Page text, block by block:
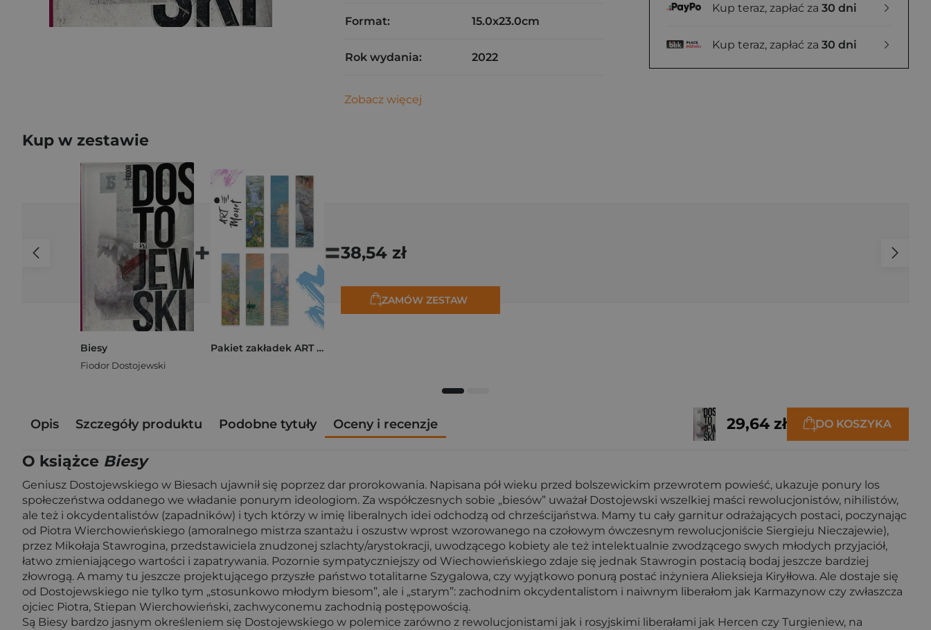
Kup teraz, zapłać za 30 dni
Kup teraz, zapłać za 30 dni
Format: 15.0x23.0cm
Rok wydania: 2022
Zobacz więcej
Kup w zestawie
Biesy
Fiodor Dostojewski
+
Pakiet zakładek ART Monet
=38,54 zł
ZAMÓW ZESTAW
Opis Szczegóły produktu Podobne tytuły Oceny i recenzje 29,64 zł DO KOSZYKA
O książce Biesy
Geniusz Dostojewskiego w Biesach ujawnił się poprzez dar prorokowania. Napisana pół wieku przed bolszewickim przewrotem powieść, ukazuje ponury los
społeczeństwa oddanego we władanie ponurym ideologiom. Za współczesnych sobie „biesów” uważał Dostojewski wszelkiej maści rewolucjonistów, nihilistów,
ale też i okcydentalistów (zapadników) i tych którzy w imię liberalnych idei odchodzą od chrześcijaństwa. Mamy tu cały garnitur odrażających postaci, poczynając
od Piotra Wierchowieńskiego (amoralnego mistrza szantażu i oszustw wprost wzorowanego na czołowym ówczesnym rewolucjoniście Siergieju Nieczajewie),
przez Mikołaja Stawrogina, przedstawiciela znudzonej szlachty/arystokracji, uwodzącego kobiety ale też intelektualnie zwodzącego swych młodych przyjaciół,
łatwo zmieniającego wartości i zapatrywania. Pozornie sympatyczniejszy od Wiechowieńskiego zdaje się jednak Stawrogin postacią bodaj jeszcze bardziej
złowrogą. A mamy tu jeszcze projektującego przyszłe państwo totalitarne Szygalowa, czy wyjątkowo ponurą postać inżyniera Alieksieja Kiryłłowa. Ale dostaje się
od Dostojewskiego nie tylko tym „stosunkowo młodym biesom”, ale i „starym”: zachodnim okcydentalistom i naiwnym liberałom jak Karmazynow czy zwłaszcza
ojciec Piotra, Stiepan Wierchowieński, zachwyconemu zachodnią postępowością.
Są Biesy bardzo jasnym określeniem się Dostojewskiego w polemice zarówno z rewolucjonistami jak i rosyjskimi liberałami jak Hercen czy Turgieniew, na